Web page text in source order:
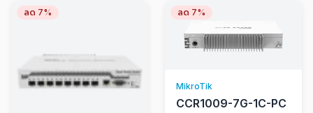
ลด 7% ลด 7%
MikroTik
CCR1009-7G-1C-PC